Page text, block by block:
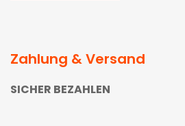
Zahlung & Versand
SICHER BEZAHLEN